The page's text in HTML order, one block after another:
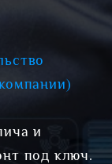
и
под ключ.